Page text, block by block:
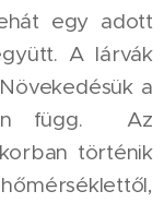
egy adott
A lárvák
a
függ. Az
történik